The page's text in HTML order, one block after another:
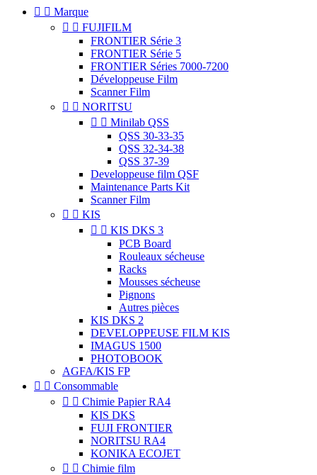
  Marque
  FUJIFILM
FRONTIER Série 3
FRONTIER Série 5
FRONTIER Séries 7000-7200
Développeuse Film
Scanner Film
  NORITSU
  Minilab QSS
QSS 30-33-35
QSS 32-34-38
QSS 37-39
Developpeuse film QSF
Maintenance Parts Kit
Scanner Film
  KIS
  KIS DKS 3
PCB Board
Rouleaux sécheuse
Racks
Mousses sécheuse
Pignons
Autres pièces
KIS DKS 2
DEVELOPPEUSE FILM KIS
IMAGUS 1500
PHOTOBOOK
AGFA/KIS FP
  Consommable
  Chimie Papier RA4
KIS DKS
FUJI FRONTIER
NORITSU RA4
KONIKA ECOJET
  Chimie film